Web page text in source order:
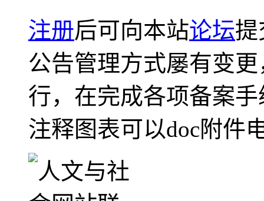
注册后可向本站论坛提
公告管理方式屡有变
行，在完成各项备案
注释图表可以doc附件